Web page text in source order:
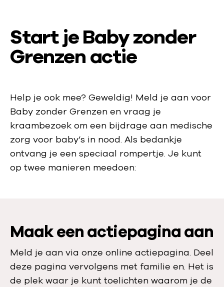
Start je Baby zonder
Grenzen actie
Help je ook mee? Geweldig! Meld je aan voor
Baby zonder Grenzen en vraag je
kraambezoek om een bijdrage aan medische
zorg voor baby’s in nood. Als bedankje
ontvang je een speciaal rompertje. Je kunt
op twee manieren meedoen:
Maak een actiepagina aan
Meld je aan via onze online actiepagina. Deel
deze pagina vervolgens met familie en. Het is
de plek waar je kunt toelichten waarom je de